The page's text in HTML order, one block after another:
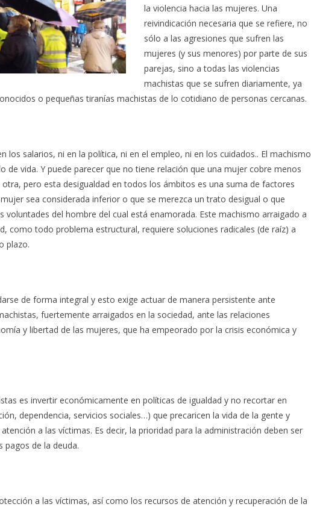
la violencia hacia las mujeres. Una
reivindicación necesaria que se refiere, no
sólo a las agresiones que sufren las
mujeres (y sus menores) por parte de sus
parejas, sino a todas las violencias
machistas que se sufren diariamente, ya
o pequeñas tiranías machistas de lo cotidiano de personas cercanas.
los salarios, ni en la política, ni en el empleo, ni en los cuidados.. El machismo
de vida. Y puede parecer que no tiene relación que una mujer cobre menos
pero esta desigualdad en todos los ámbitos es una suma de factores
sea considerada inferior o que se merezca un trato desigual o que
voluntades del hombre del cual está enamorada. Este machismo arraigado a
como todo problema estructural, requiere soluciones radicales (de raíz) a
plazo.
de forma integral y esto exige actuar de manera persistente ante
fuertemente arraigados en la sociedad, ante las relaciones
y libertad de las mujeres, que ha empeorado por la crisis económica y
es invertir económicamente en políticas de igualdad y no recortar en
dependencia, servicios sociales…) que precaricen la vida de la gente y
a las víctimas. Es decir, la prioridad para la administración deben ser
pagos de la deuda.
a las víctimas, así como los recursos de atención y recuperación de la